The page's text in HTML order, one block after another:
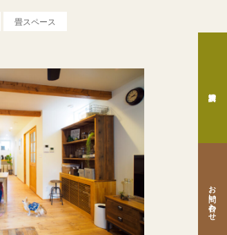
畳スペース
お問い合わせ